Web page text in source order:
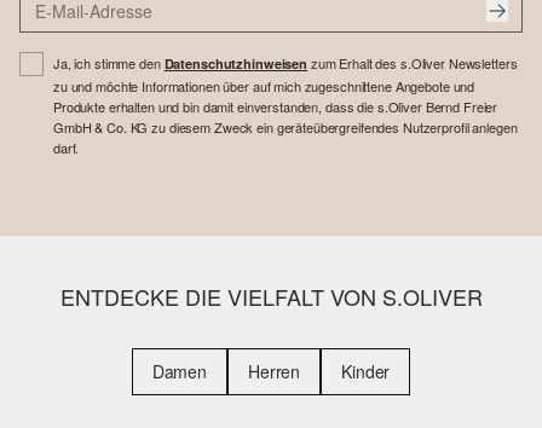
Ja, ich stimme den Datenschutzhinweisen zum Erhalt des s.Oliver Newsletters
zu und möchte Informationen über auf mich zugeschnittene Angebote und
Produkte erhalten und bin damit einverstanden, dass die s.Oliver Bernd Freier
GmbH & Co. KG zu diesem Zweck ein geräteübergreifendes Nutzerprofil anlegen
darf.
ENTDECKE DIE VIELFALT VON S.OLIVER
Damen Herren Kinder